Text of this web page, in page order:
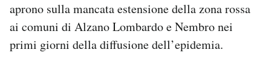
Hai bisogno di aiuto?
Esci
aprono sulla mancata estensione della zona rossa
ai comuni di Alzano Lombardo e Nembro nei
primi giorni della diffusione dell’epidemia.